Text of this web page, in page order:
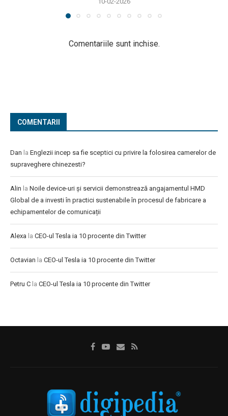
Comentariile sunt inchise.
COMENTARII
Dan la Englezii incep sa fie sceptici cu privire la folosirea camerelor de
supraveghere chinezesti?
Alin la Noile device-uri și servicii demonstrează angajamentul HMD
Global de a investi în practici sustenabile în procesul de fabricare a
echipamentelor de comunicații
Alexa la CEO-ul Tesla ia 10 procente din Twitter
Octavian la CEO-ul Tesla ia 10 procente din Twitter
Petru C la CEO-ul Tesla ia 10 procente din Twitter